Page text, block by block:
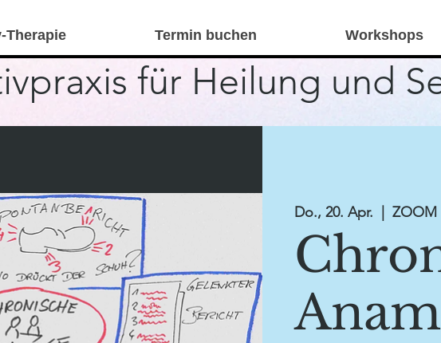
Therapie Termin buchen Workshops
für Heilung und
Do., 20. Apr. ZOOM